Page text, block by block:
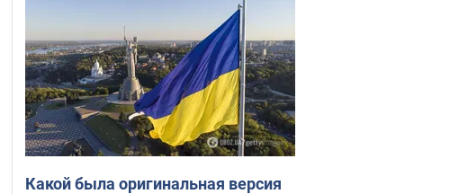
Какой была оригинальная версия